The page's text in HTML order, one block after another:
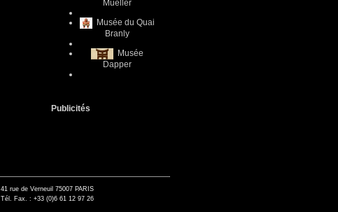
Mueller
Musée du Quai
Branly
Musée
Dapper
Publicités
41 rue de Verneuil 75007 PARIS
Tél. Fax. : +33 (0)6 61 12 97 26